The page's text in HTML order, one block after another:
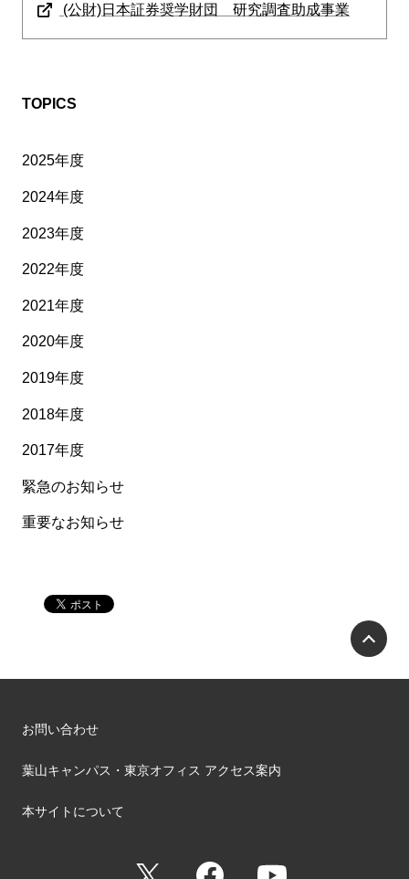
(公財)日本証券奨学財団 研究調査助成事業
TOPICS
2025年度
2024年度
2023年度
2022年度
2021年度
2020年度
2019年度
2018年度
2017年度
緊急のお知らせ
重要なお知らせ
お問い合わせ
葉山キャンパス・東京オフィス アクセス案内
本サイトについて
Facebook